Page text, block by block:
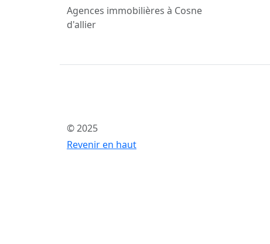
Agences immobilières à Cosne
d'allier
© 2025
Revenir en haut